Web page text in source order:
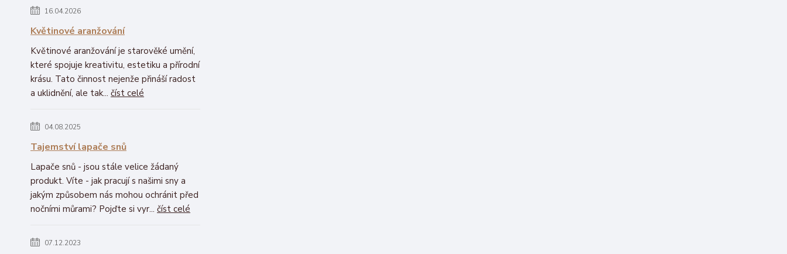
16.04.2026
Květinové aranžování
Květinové aranžování je starověké umění,
které spojuje kreativitu, estetiku a přírodní
krásu. Tato činnost nejenže přináší radost
a uklidnění, ale tak... číst celé
04.08.2025
Tajemství lapače snů
Lapače snů - jsou stále velice žádaný
produkt. Víte - jak pracují s našimi sny a
jakým způsobem nás mohou ochránit před
nočními můrami? Pojďte si vyr... číst celé
07.12.2023